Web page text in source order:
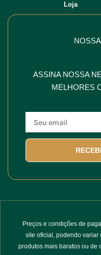
Loja
ASSINA NOSSA
MELHORES
Preços e condições de
site oficial, podendo variar
produtos mais baratos ou de